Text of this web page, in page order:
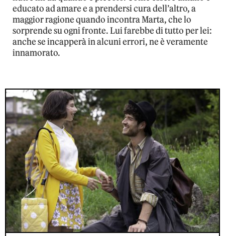
educato ad amare e a prendersi cura dell’altro, a
maggior ragione quando incontra Marta, che lo
sorprende su ogni fronte. Lui farebbe di tutto per lei:
anche se incapperà in alcuni errori, ne è veramente
innamorato.